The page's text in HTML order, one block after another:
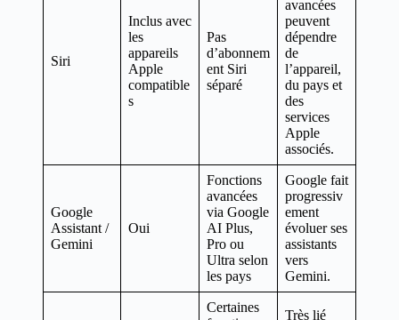
Siri
Inclus avec
les
appareils
Apple
compatible
s
Pas
d’abonnem
ent Siri
séparé
avancées
peuvent
dépendre
de
l’appareil,
du pays et
des
services
Apple
associés.
Google
Assistant /
Gemini
Oui
Fonctions
avancées
via Google
AI Plus,
Pro ou
Ultra selon
les pays
Google fait
progressiv
ement
évoluer ses
assistants
vers
Gemini.
Certaines
Très lié